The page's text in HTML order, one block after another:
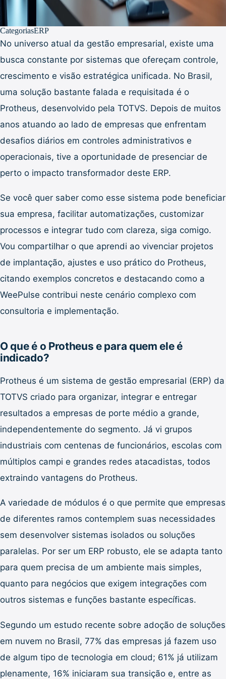
CategoriasERP
No universo atual da gestão empresarial, existe uma
busca constante por sistemas que ofereçam controle,
crescimento e visão estratégica unificada. No Brasil,
uma solução bastante falada e requisitada é o
Protheus, desenvolvido pela TOTVS. Depois de muitos
anos atuando ao lado de empresas que enfrentam
desafios diários em controles administrativos e
operacionais, tive a oportunidade de presenciar de
perto o impacto transformador deste ERP.
Se você quer saber como esse sistema pode beneficiar
sua empresa, facilitar automatizações, customizar
processos e integrar tudo com clareza, siga comigo.
Vou compartilhar o que aprendi ao vivenciar projetos
de implantação, ajustes e uso prático do Protheus,
citando exemplos concretos e destacando como a
WeePulse contribui neste cenário complexo com
consultoria e implementação.
O que é o Protheus e para quem ele é
indicado?
Protheus é um sistema de gestão empresarial (ERP) da
TOTVS criado para organizar, integrar e entregar
resultados a empresas de porte médio a grande,
independentemente do segmento. Já vi grupos
industriais com centenas de funcionários, escolas com
múltiplos campi e grandes redes atacadistas, todos
extraindo vantagens do Protheus.
A variedade de módulos é o que permite que empresas
de diferentes ramos contemplem suas necessidades
sem desenvolver sistemas isolados ou soluções
paralelas. Por ser um ERP robusto, ele se adapta tanto
para quem precisa de um ambiente mais simples,
quanto para negócios que exigem integrações com
outros sistemas e funções bastante específicas.
Segundo um estudo recente sobre adoção de soluções
em nuvem no Brasil, 77% das empresas já fazem uso
de algum tipo de tecnologia em cloud; 61% já utilizam
plenamente, 16% iniciaram sua transição e, entre as